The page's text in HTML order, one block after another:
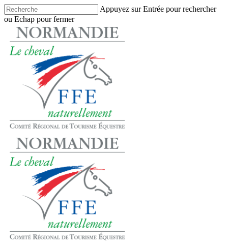
Skip
to
main
content
Appuyez sur Entrée pour rechercher
ou Echap pour fermer
Close
Search